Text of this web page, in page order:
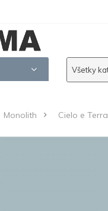
Všetky
Monolith Cielo e Terra